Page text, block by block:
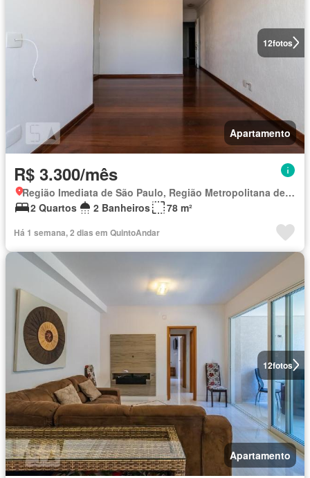
12fotos
Apartamento
R$ 3.300/mês
Região Imediata de São Paulo, Região Metropolitana de São Paulo
2 Quartos
2 Banheiros 78 m²
Há 1 semana, 2 dias em QuintoAndar
12fotos
Apartamento